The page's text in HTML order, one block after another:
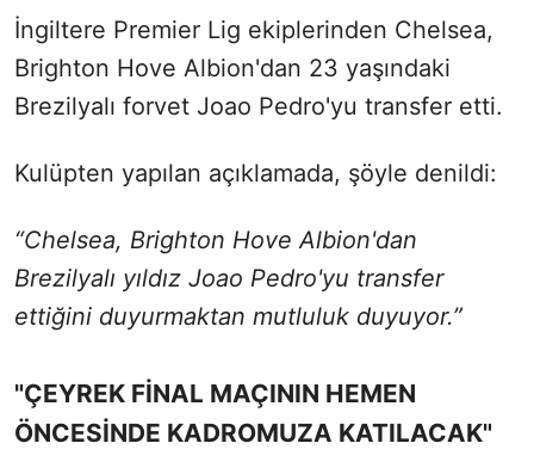
İngiltere Premier Lig ekiplerinden Chelsea,
Brighton Hove Albion'dan 23 yaşındaki
Brezilyalı forvet Joao Pedro'yu transfer etti.
Kulüpten yapılan açıklamada, şöyle denildi:
“Chelsea, Brighton Hove Albion'dan
Brezilyalı yıldız Joao Pedro'yu transfer
ettiğini duyurmaktan mutluluk duyuyor.”
"ÇEYREK FİNAL MAÇININ HEMEN
ÖNCESİNDE KADROMUZA KATILACAK"